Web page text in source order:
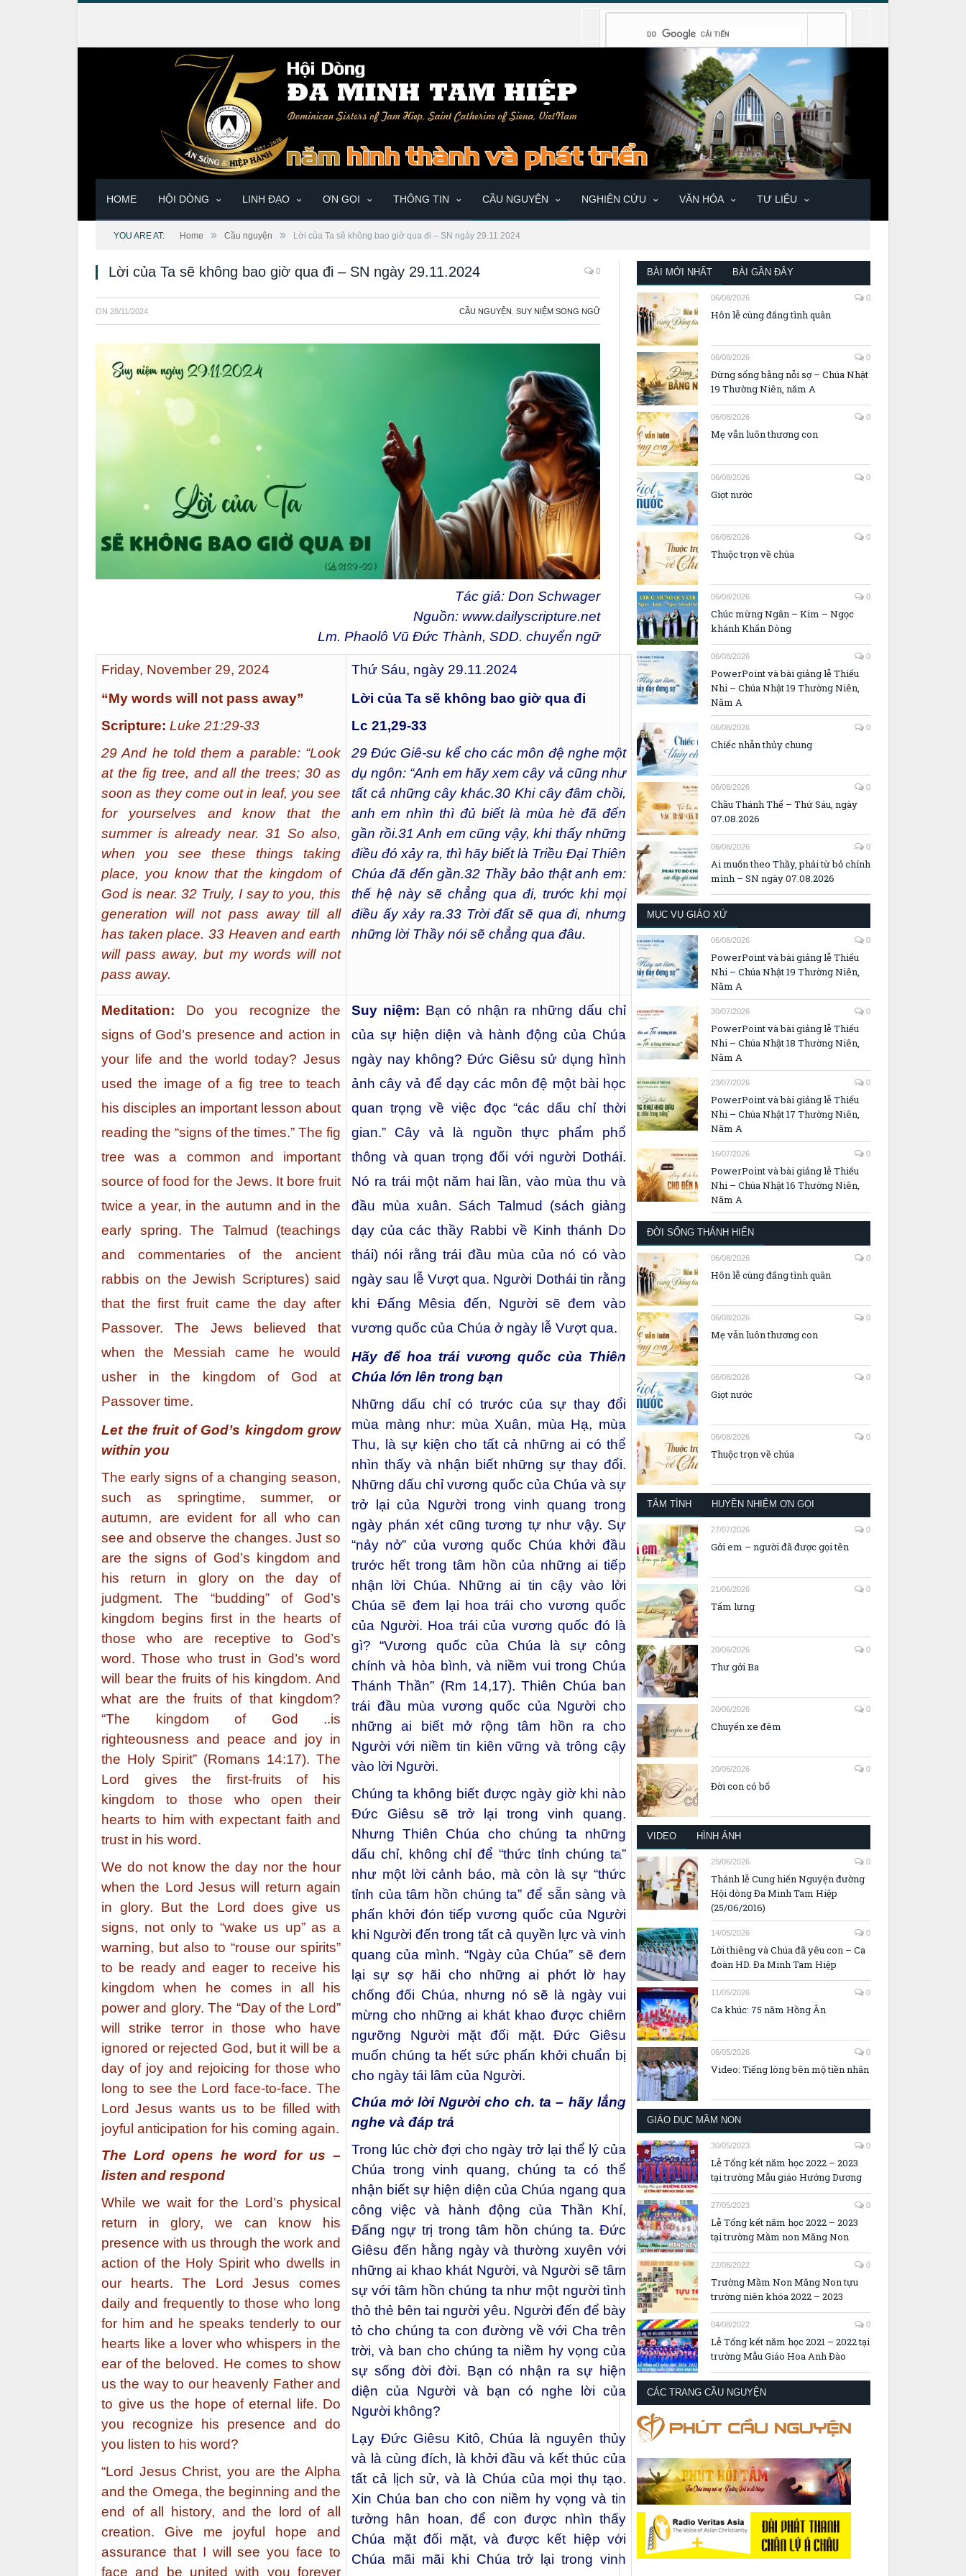
HOME HỘI DÒNG LINH ĐẠO ƠN GỌI THÔNG TIN CẦU NGUYỆN NGHIÊN CỨU VĂN HÓA TƯ LIỆU
YOU ARE AT: Home » Cầu nguyện » Lời của Ta sẽ không bao giờ qua đi – SN ngày 29.11.2024
Lời của Ta sẽ không bao giờ qua đi – SN ngày 29.11.2024 0
ON 28/11/2024 CẦU NGUYỆN SUY NIỆM SONG NGỮ
Tác giả: Don Schwager
Nguồn: www.dailyscripture.net
Lm. Phaolô Vũ Đức Thành, SDD. chuyển ngữ
Friday, November 29, 2024
“My words will not pass away”
Scripture: Luke 21:29-33
29 And he told them a parable: “Look
at the fig tree, and all the trees; 30 as
soon as they come out in leaf, you see
for yourselves and know that the
summer is already near. 31 So also,
when you see these things taking
place, you know that the kingdom of
God is near. 32 Truly, I say to you, this
generation will not pass away till all
has taken place. 33 Heaven and earth
will pass away, but my words will not
pass away.
Thứ Sáu, ngày 29.11.2024
Lời của Ta sẽ không bao giờ qua đi
Lc 21,29-33
29 Đức Giê-su kể cho các môn đệ nghe một
dụ ngôn: “Anh em hãy xem cây vả cũng như
tất cả những cây khác.30 Khi cây đâm chồi,
anh em nhìn thì đủ biết là mùa hè đã đến
gần rồi.31 Anh em cũng vậy, khi thấy những
điều đó xảy ra, thì hãy biết là Triều Đại Thiên
Chúa đã đến gần.32 Thầy bảo thật anh em:
thế hệ này sẽ chẳng qua đi, trước khi mọi
điều ấy xảy ra.33 Trời đất sẽ qua đi, nhưng
những lời Thầy nói sẽ chẳng qua đâu.
Meditation: Do you recognize the
signs of God’s presence and action in
your life and the world today? Jesus
used the image of a fig tree to teach
his disciples an important lesson about
reading the “signs of the times.” The fig
tree was a common and important
source of food for the Jews. It bore fruit
twice a year, in the autumn and in the
early spring. The Talmud (teachings
and commentaries of the ancient
rabbis on the Jewish Scriptures) said
that the first fruit came the day after
Passover. The Jews believed that
when the Messiah came he would
usher in the kingdom of God at
Passover time.
Let the fruit of God’s kingdom grow
within you
The early signs of a changing season,
such as springtime, summer, or
autumn, are evident for all who can
see and observe the changes. Just so
are the signs of God’s kingdom and
his return in glory on the day of
judgment. The “budding” of God’s
kingdom begins first in the hearts of
those who are receptive to God’s
word. Those who trust in God’s word
will bear the fruits of his kingdom. And
what are the fruits of that kingdom?
“The kingdom of God ..is
righteousness and peace and joy in
the Holy Spirit” (Romans 14:17). The
Lord gives the first-fruits of his
kingdom to those who open their
hearts to him with expectant faith and
trust in his word.
We do not know the day nor the hour
when the Lord Jesus will return again
in glory. But the Lord does give us
signs, not only to “wake us up” as a
warning, but also to “rouse our spirits”
to be ready and eager to receive his
kingdom when he comes in all his
power and glory. The “Day of the Lord”
will strike terror in those who have
ignored or rejected God, but it will be a
day of joy and rejoicing for those who
long to see the Lord face-to-face. The
Lord Jesus wants us to be filled with
joyful anticipation for his coming again.
The Lord opens he word for us –
listen and respond
While we wait for the Lord’s physical
return in glory, we can know his
presence with us through the work and
action of the Holy Spirit who dwells in
our hearts. The Lord Jesus comes
daily and frequently to those who long
for him and he speaks tenderly to our
hearts like a lover who whispers in the
ear of the beloved. He comes to show
us the way to our heavenly Father and
to give us the hope of eternal life. Do
you recognize his presence and do
you listen to his word?
“Lord Jesus Christ, you are the Alpha
and the Omega, the beginning and the
end of all history, and the lord of all
creation. Give me joyful hope and
assurance that I will see you face to
face and be united with you forever
Suy niệm: Bạn có nhận ra những dấu chỉ
của sự hiện diện và hành động của Chúa
ngày nay không? Đức Giêsu sử dụng hình
ảnh cây vả để dạy các môn đệ một bài học
quan trọng về việc đọc “các dấu chỉ thời
gian.” Cây vả là nguồn thực phẩm phổ
thông và quan trọng đối với người Dothái.
Nó ra trái một năm hai lần, vào mùa thu và
đầu mùa xuân. Sách Talmud (sách giảng
dạy của các thầy Rabbi về Kinh thánh Do
thái) nói rằng trái đầu mùa của nó có vào
ngày sau lễ Vượt qua. Người Dothái tin rằng
khi Đấng Mêsia đến, Người sẽ đem vào
vương quốc của Chúa ở ngày lễ Vượt qua.
Hãy để hoa trái vương quốc của Thiên
Chúa lớn lên trong bạn
Những dấu chỉ có trước của sự thay đổi
mùa màng như: mùa Xuân, mùa Hạ, mùa
Thu, là sự kiện cho tất cả những ai có thể
nhìn thấy và nhận biết những sự thay đổi.
Những dấu chỉ vương quốc của Chúa và sự
trở lại của Người trong vinh quang trong
ngày phán xét cũng tương tự như vậy. Sự
“nảy nở” của vương quốc Chúa khởi đầu
trước hết trong tâm hồn của những ai tiếp
nhận lời Chúa. Những ai tin cậy vào lời
Chúa sẽ đem lại hoa trái cho vương quốc
của Người. Hoa trái của vương quốc đó là
gì? “Vương quốc của Chúa là sự công
chính và hòa bình, và niềm vui trong Chúa
Thánh Thần” (Rm 14,17). Thiên Chúa ban
trái đầu mùa vương quốc của Người cho
những ai biết mở rộng tâm hồn ra cho
Người với niềm tin kiên vững và trông cậy
vào lời Người.
Chúng ta không biết được ngày giờ khi nào
Đức Giêsu sẽ trở lại trong vinh quang.
Nhưng Thiên Chúa cho chúng ta những
dấu chỉ, không chỉ để “thức tỉnh chúng ta”
như một lời cảnh báo, mà còn là sự “thức
tỉnh của tâm hồn chúng ta” để sẵn sàng và
phấn khởi đón tiếp vương quốc của Người
khi Người đến trong tất cả quyền lực và vinh
quang của mình. “Ngày của Chúa” sẽ đem
lại sự sợ hãi cho những ai phớt lờ hay
chống đối Chúa, nhưng nó sẽ là ngày vui
mừng cho những ai khát khao được chiêm
ngưỡng Người mặt đối mặt. Đức Giêsu
muốn chúng ta hết sức phấn khởi chuẩn bị
cho ngày tái lâm của Người.
Chúa mở lời Người cho ch. ta – hãy lắng
nghe và đáp trả
Trong lúc chờ đợi cho ngày trở lại thể lý của
Chúa trong vinh quang, chúng ta có thể
nhận biết sự hiện diện của Chúa ngang qua
công việc và hành động của Thần Khí,
Đấng ngự trị trong tâm hồn chúng ta. Đức
Giêsu đến hằng ngày và thường xuyên với
những ai khao khát Người, và Người sẽ tâm
sự với tâm hồn chúng ta như một người tình
thỏ thẻ bên tai người yêu. Người đến để bày
tỏ cho chúng ta con đường về với Cha trên
trời, và ban cho chúng ta niềm hy vọng của
sự sống đời đời. Bạn có nhận ra sự hiện
diện của Người và bạn có nghe lời của
Người không?
Lạy Đức Giêsu Kitô, Chúa là nguyên thủy
và là cùng đích, là khởi đầu và kết thúc của
tất cả lịch sử, và là Chúa của mọi thụ tạo.
Xin Chúa ban cho con niềm hy vọng và tin
tưởng hân hoan, để con được nhìn thấy
Chúa mặt đối mặt, và được kết hiệp với
Chúa mãi mãi khi Chúa trở lại trong vinh
BÀI MỚI NHẤT BÀI GẦN ĐÂY
06/08/2026 0
Hôn lễ cùng đấng tình quân
06/08/2026 0
Đừng sống bằng nỗi sợ – Chúa Nhật
19 Thường Niên, năm A
06/08/2026 0
Mẹ vẫn luôn thương con
06/08/2026 0
Giọt nước
06/08/2026 0
Thuộc trọn về chúa
06/08/2026 0
Chúc mừng Ngân – Kim – Ngọc
khánh Khấn Dòng
06/08/2026 0
PowerPoint và bài giảng lễ Thiếu
Nhi – Chúa Nhật 19 Thường Niên,
Năm A
06/08/2026 0
Chiếc nhẫn thủy chung
06/08/2026 0
Chầu Thánh Thể – Thứ Sáu, ngày
07.08.2026
06/08/2026 0
Ai muốn theo Thầy, phải từ bỏ chính
mình – SN ngày 07.08.2026
MỤC VỤ GIÁO XỨ
06/08/2026 0
PowerPoint và bài giảng lễ Thiếu
Nhi – Chúa Nhật 19 Thường Niên,
Năm A
30/07/2026 0
PowerPoint và bài giảng lễ Thiếu
Nhi – Chúa Nhật 18 Thường Niên,
Năm A
23/07/2026 0
PowerPoint và bài giảng lễ Thiếu
Nhi – Chúa Nhật 17 Thường Niên,
Năm A
16/07/2026 0
PowerPoint và bài giảng lễ Thiếu
Nhi – Chúa Nhật 16 Thường Niên,
Năm A
ĐỜI SỐNG THÁNH HIẾN
06/08/2026 0
Hôn lễ cùng đấng tình quân
06/08/2026 0
Mẹ vẫn luôn thương con
06/08/2026 0
Giọt nước
06/08/2026 0
Thuộc trọn về chúa
TÂM TÌNH HUYỀN NHIỆM ƠN GỌI
27/07/2026 0
Gởi em – người đã được gọi tên
21/06/2026 0
Tấm lưng
20/06/2026 0
Thư gởi Ba
20/06/2026 0
Chuyến xe đêm
20/06/2026 0
Đời con có bố
VIDEO HÌNH ẢNH
25/06/2026 0
Thánh lễ Cung hiến Nguyện đường
Hội dòng Đa Minh Tam Hiệp
(25/06/2016)
14/05/2026 0
Lời thiêng và Chúa đã yêu con – Ca
đoàn HD. Đa Minh Tam Hiệp
11/05/2026 0
Ca khúc: 75 năm Hồng Ân
06/05/2026 0
Video: Tiếng lòng bên mộ tiền nhân
GIÁO DỤC MẦM NON
30/05/2023 0
Lễ Tổng kết năm học 2022 – 2023
tại trường Mẫu giáo Hướng Dương
27/05/2023 0
Lễ Tổng kết năm học 2022 – 2023
tại trường Mầm non Măng Non
22/08/2022 0
Trường Mầm Non Măng Non tựu
trường niên khóa 2022 – 2023
04/08/2022 0
Lễ Tổng kết năm học 2021 – 2022 tại
trường Mẫu Giáo Hoa Anh Đào
CÁC TRANG CẦU NGUYỆN